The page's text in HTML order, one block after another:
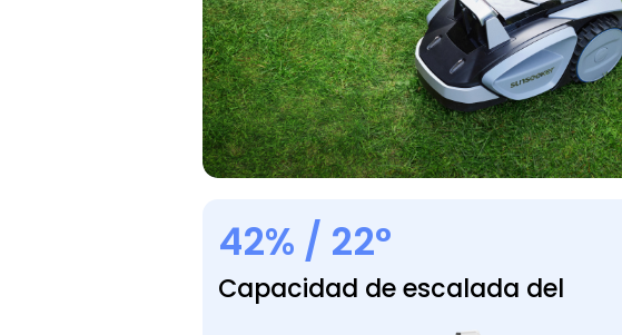
42% / 22°
Capacidad de escalada del